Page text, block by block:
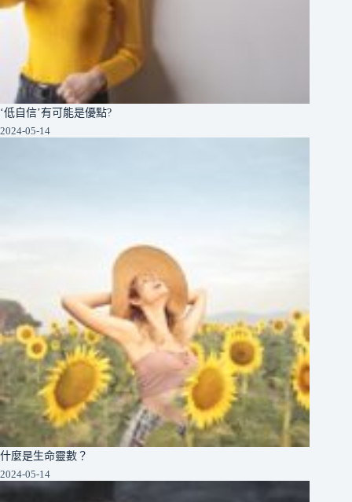
‘低自信’有可能是優點?
2024-05-14
什麼是生命靈數？
2024-05-14